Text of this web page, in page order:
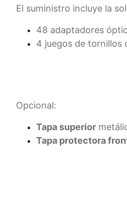
El suministro incluye la
48 adaptadores
4 juegos de tornillos
Opcional:
Tapa superior
Tapa protectora